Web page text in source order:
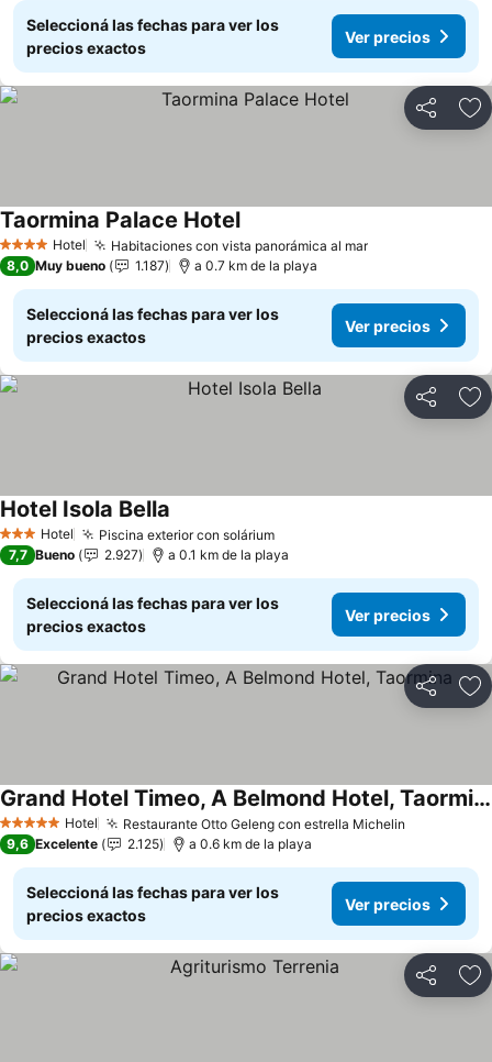
Seleccioná las fechas para ver los
precios exactos
Ver precios
Compartir
4 EstrellasHotel Habitaciones con vista panorámica al mar
Taormina Palace Hotel
8,0 Muy bueno 1.187 a 0.7 km de la playa
Seleccioná las fechas para ver los
precios exactos
Ver precios
Compartir
3 Estrellas
Hotel Piscina exterior con solárium
Hotel Isola Bella
7,7 Bueno 2.927 a 0.1 km de la playa
Seleccioná las fechas para ver los
precios exactos
Ver precios
Compartir
5 Estrellas Hotel Restaurante Otto Geleng con estrella Michelin
Grand Hotel Timeo, A Belmond Hotel, Taormina
9,6 Excelente 2.125 a 0.6 km de la playa
Seleccioná las fechas para ver los
precios exactos
Ver precios
Compartir